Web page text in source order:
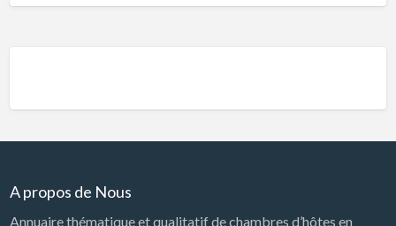
A propos de Nous
Annuaire thématique et qualitatif de chambres d’hôtes en